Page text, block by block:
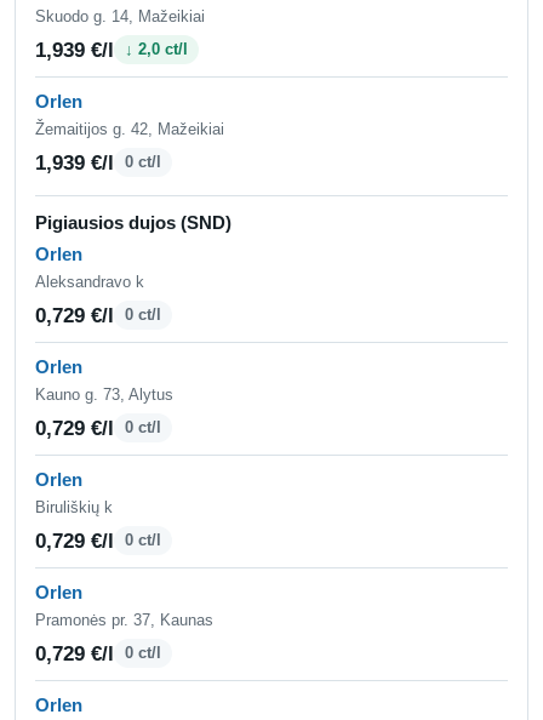
Skuodo g. 14, Mažeikiai
1,939 €/l ↓ 2,0 ct/l
Orlen
Žemaitijos g. 42, Mažeikiai
1,939 €/l 0 ct/l
Pigiausios dujos (SND)
Orlen
Aleksandravo k
0,729 €/l 0 ct/l
Orlen
Kauno g. 73, Alytus
0,729 €/l 0 ct/l
Orlen
Biruliškių k
0,729 €/l 0 ct/l
Orlen
Pramonės pr. 37, Kaunas
0,729 €/l 0 ct/l
Orlen